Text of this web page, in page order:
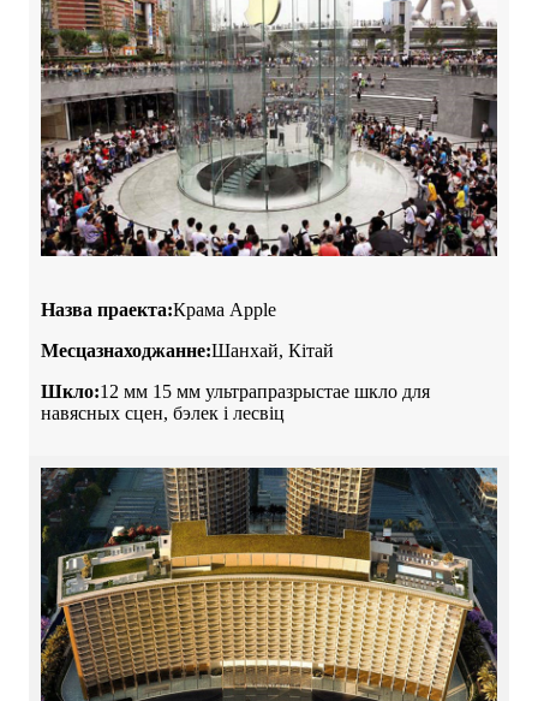
Назва праекта:Крама Apple
Месцазнаходжанне:Шанхай, Кітай
Шкло:12 мм 15 мм ультрапразрыстае шкло для
навясных сцен, бэлек і лесвіц